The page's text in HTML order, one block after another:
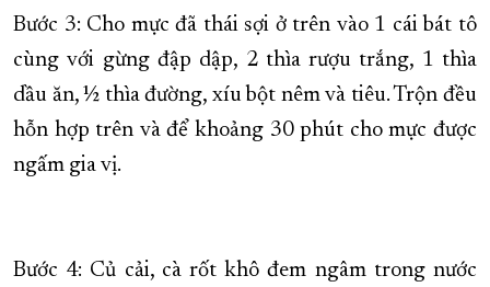
Bước 3: Cho mực đã thái sợi ở trên vào 1 cái bát tô
cùng với gừng đập dập, 2 thìa rượu trắng, 1 thìa
dầu ăn, ½ thìa đường, xíu bột nêm và tiêu. Trộn đều
hỗn hợp trên và để khoảng 30 phút cho mực được
ngấm gia vị.
Bước 4: Củ cải, cà rốt khô đem ngâm trong nước